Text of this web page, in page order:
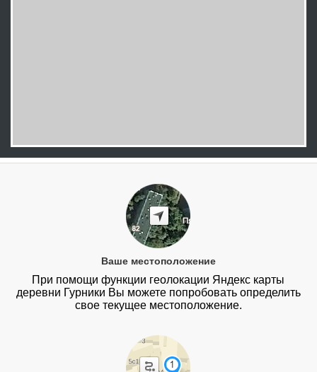
Ваше местоположение
При помощи функции геолокации Яндекс карты
деревни Гурники Вы можете попробовать определить
свое текущее местоположение.